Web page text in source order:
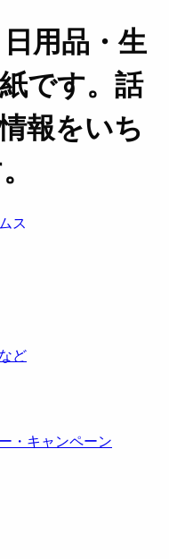
用品・生
です。話
報をいち
ど
・キャンペーン